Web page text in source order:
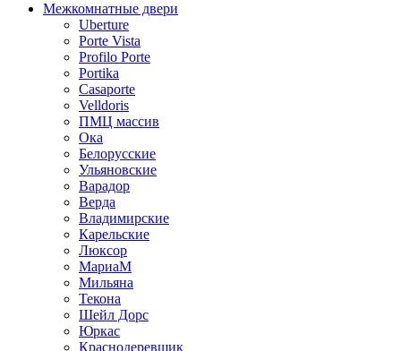
Межкомнатные двери
Uberture
Porte Vista
Profilo Porte
Portika
Casaporte
Velldoris
ПМЦ массив
Ока
Белорусские
Ульяновские
Варадор
Верда
Владимирские
Карельские
Люксор
МариаМ
Мильяна
Текона
Шейл Дорс
Юркас
Краснодеревщик